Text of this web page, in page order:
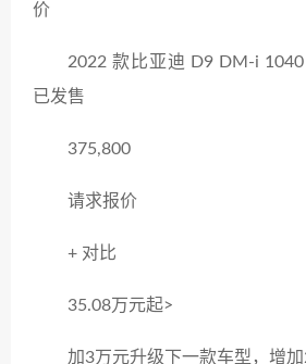
价
2022 款比亚迪 D9 DM-i
已发售
375,800
请求报价
+ 对比
35.08万元起>
加3万元升级下一款车型，增